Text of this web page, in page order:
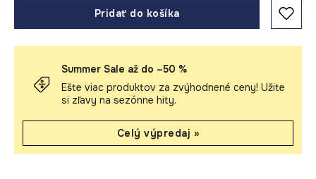
Pridať do košíka
Summer Sale až do –50 %
Ešte viac produktov za zvýhodnené ceny! Užite
si zľavy na sezónne hity.
Celý výpredaj »